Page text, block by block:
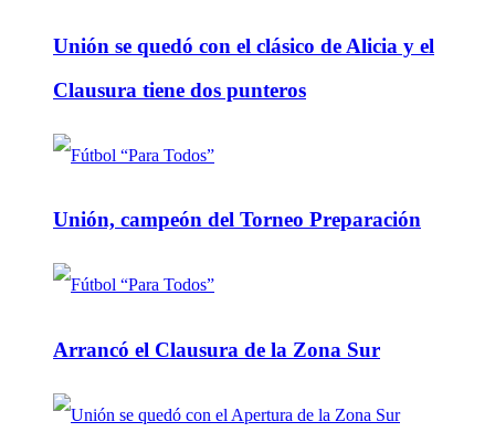
Unión se quedó con el clásico de Alicia y el
Clausura tiene dos punteros
Unión, campeón del Torneo Preparación
Arrancó el Clausura de la Zona Sur